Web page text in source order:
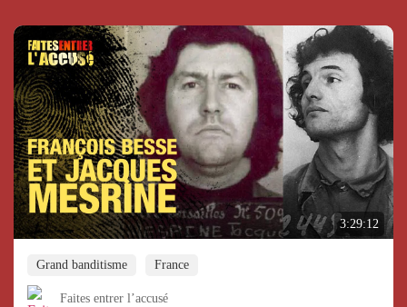
3:29:12
Grand banditisme France
Faites entrer l’accusé